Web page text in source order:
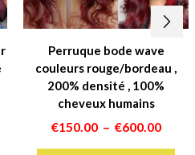
produit
Perruque bode wave
couleurs rouge/bordeau ,
200% densité , 100%
cheveux humains
€150.00 – €600.00Plage
deCe